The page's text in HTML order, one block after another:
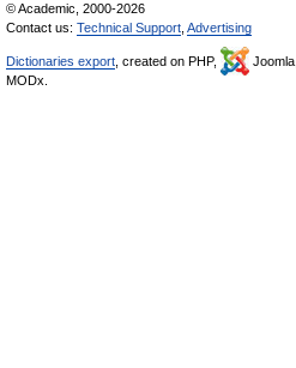
© Academic, 2000-2026
Contact us: Technical Support Advertising
Dictionaries export , created on PHP, Joomla,
MODx.